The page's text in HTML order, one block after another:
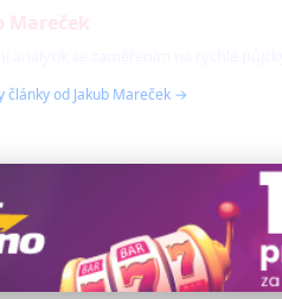
články od Jakub Mareček →